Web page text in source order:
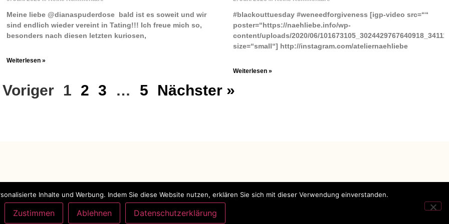
Meine liebe @dianaspuderdose ️ bald ist es soweit und wir
sind endlich wieder vereint in Tating!!! Ich freue mich so,
besonders nach diesen letzten kuriosen,
Weiterlesen »
#blackouttuesday #weneedforgiveness [igp-video src=““
poster=“https://naehliebe.info/wp-
content/uploads/2020/06/
size=“small“] http://instagram.com/ateliernaehliebe
Weiterlesen »
Voriger 1 2 3 … 5 Nächster »
KONTAKT
Telefon: 0160 989 241 69
Impressum
Inhalte und Werbung. Indem Sie diese Website nutzen, erklären Sie sich mit dieser Verwendung einverstanden.
Zustimmen Ablehnen Datenschutzerklärung